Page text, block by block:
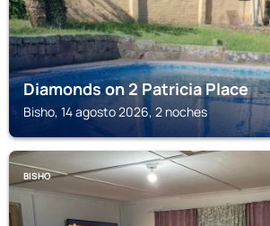
Diamonds on 2 Patricia Place
Bisho, 14 agosto 2026, 2 noches
BISHO